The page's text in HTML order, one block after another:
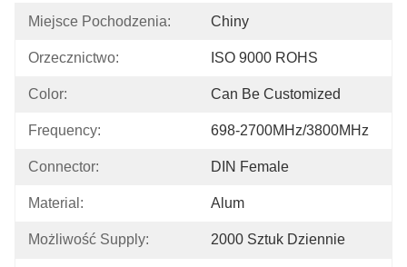
Miejsce Pochodzenia: Chiny
Orzecznictwo: ISO 9000 ROHS
Color: Can Be Customized
Frequency: 698-2700MHz/3800MHz
Connector: DIN Female
Material: Alum
Możliwość Supply: 2000 Sztuk Dziennie